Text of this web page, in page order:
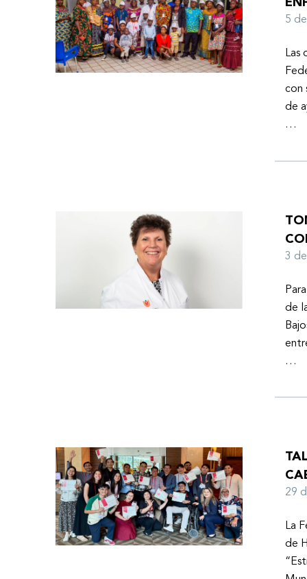
Ayuda Humanitaria de la Federación Mundial de
Hemofilia (FMH) cuando Fendi encontró la
esperanza de una vida mejor.
5
Las
con
de
…
3
de
…
29
La
de